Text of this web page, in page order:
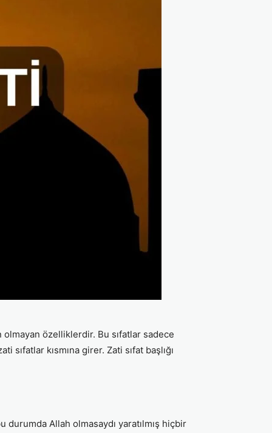
özelliklerdir. Bu sıfatlar sadece
sıfatlar kısmına girer. Zati sıfat başlığı
durumda Allah olmasaydı yaratılmış hiçbir